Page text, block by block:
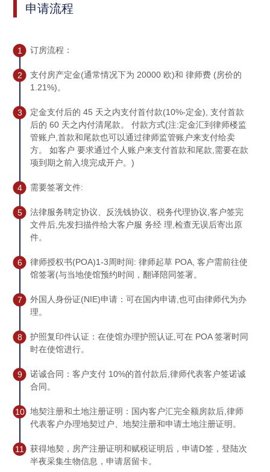
申请流程
1 订房流程：
2
支付房产定金(通常情况下为 20000 欧)和 律师费 (房价的
1.21%)。
3
定金支付后的 45 天之内支付首付款(10%-定金), 支付首款
后的 60 天之内付清尾款。 付款方式(注:定金汇到律师楼监
管账户,首款和尾款也可以通过律师监管账户来支付给卖
方。 如客户 要求通过个人账户来支付首款和尾款,需要在款
项到期之前入境完成开户。)
4 需要签署文件:
5
法律服务聘定协议、反洗钱协议、税务代理协议,客户签完
文件后,先发扫描件给大客户服 务经 理,检查无误后寄出原
件。
6
律师授权书(POA)1-3周时间: 律师起草 POA, 客户需前往使
馆签署(与当地使馆预约时间，翻译陪同签署。
7
外国人身份证(NIE)申请：可在国内申请,也可由律师代为办
理。
8
护照复印件认证：在使馆办理护照认证,可在 POA 签署时同
时在使馆进行。
9
诺诚合同：客户支付 10%的首付款后,律师代表客户签诺诚
合同。
10 地契注册和土地注册证明：国内客户汇完全额房款后,律师
代表客户办理地契过户、地契注册和申请土地注册证明。
11
获得地契，房产注册证明和赋税证明后，申请D签，登陆次
半夜采集生物信息，申请居留卡。